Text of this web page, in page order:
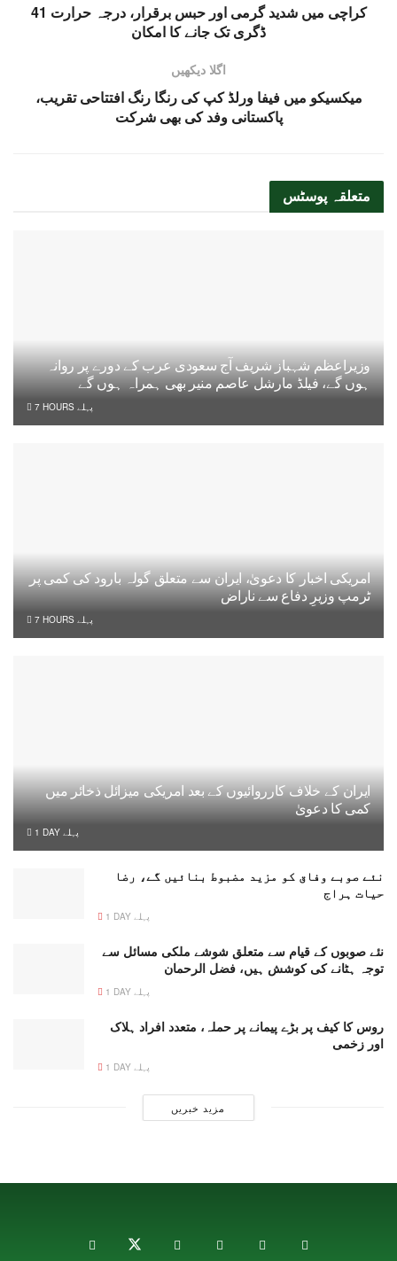
کراچی میں شدید گرمی اور حبس برقرار، درجہ حرارت 41
ڈگری تک جانے کا امکان
اگلا دیکھیں
میکسیکو میں فیفا ورلڈ کپ کی رنگا رنگ افتتاحی تقریب،
پاکستانی وفد کی بھی شرکت
متعلقہ پوسٹس
وزیراعظم شہباز شریف آج سعودی عرب کے دورے پر روانہ
ہوں گے، فیلڈ مارشل عاصم منیر بھی ہمراہ ہوں گے
7 HOURS پہلے
امریکی اخبار کا دعویٰ، ایران سے متعلق گولہ بارود کی کمی پر
ٹرمپ وزیرِ دفاع سے ناراض
7 HOURS پہلے
ایران کے خلاف کارروائیوں کے بعد امریکی میزائل ذخائر میں
کمی کا دعویٰ
1 DAY پہلے
نئے صوبے وفاق کو مزید مضبوط بنائیں گے، رضا
حیات ہراج
1 DAY پہلے
نئے صوبوں کے قیام سے متعلق شوشے ملکی مسائل سے
توجہ ہٹانے کی کوشش ہیں، فضل الرحمان
1 DAY پہلے
روس کا کیف پر بڑے پیمانے پر حملہ، متعدد افراد ہلاک
اور زخمی
1 DAY پہلے
مزید خبریں